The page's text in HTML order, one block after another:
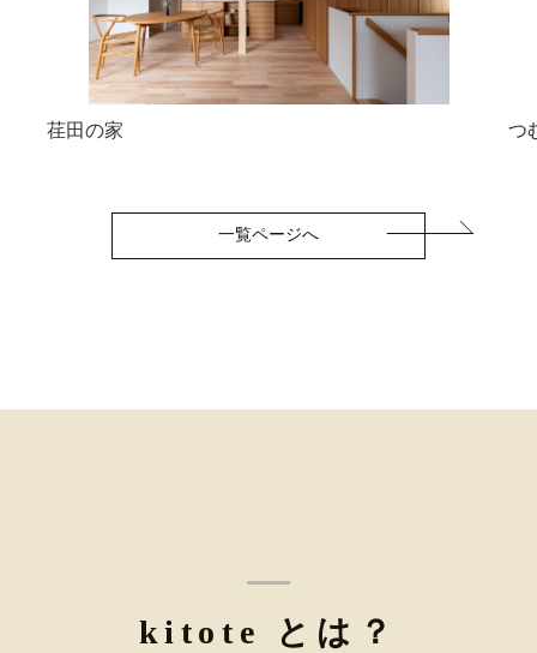
荏田の家 つ
一覧ページへ
kitote とは？